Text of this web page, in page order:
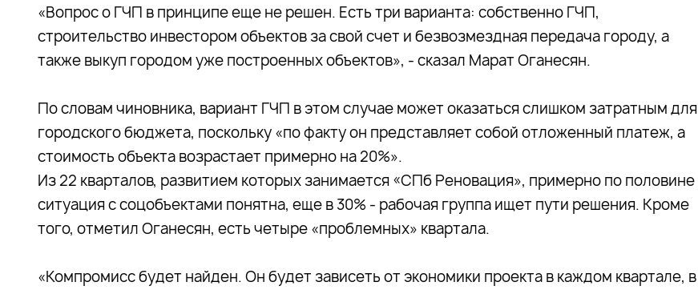
«Вопрос о ГЧП в принципе еще не решен. Есть три варианта: собственно ГЧП,
строительство инвестором объектов за свой счет и безвозмездная передача городу, а
также выкуп городом уже построенных объектов», - сказал Марат Оганесян.
По словам чиновника, вариант ГЧП в этом случае может оказаться слишком затратным для
городского бюджета, поскольку «по факту он представляет собой отложенный платеж, а
стоимость объекта возрастает примерно на 20%».
Из 22 кварталов, развитием которых занимается «СПб Реновация», примерно по половине
ситуация с соцобъектами понятна, еще в 30% - рабочая группа ищет пути решения. Кроме
того, отметил Оганесян, есть четыре «проблемных» квартала.
«Компромисс будет найден. Он будет зависеть от экономики проекта в каждом квартале, в